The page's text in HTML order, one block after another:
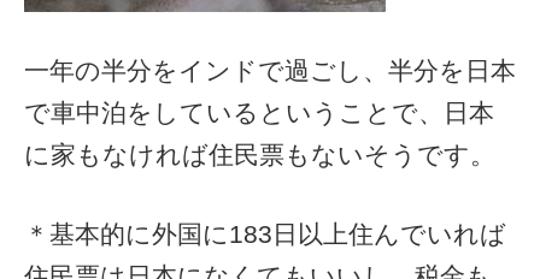
一年の半分をインドで過ごし、半分を日本
で車中泊をしているということで、日本
に家もなければ住民票もないそうです。
＊基本的に外国に183日以上住んでいれば